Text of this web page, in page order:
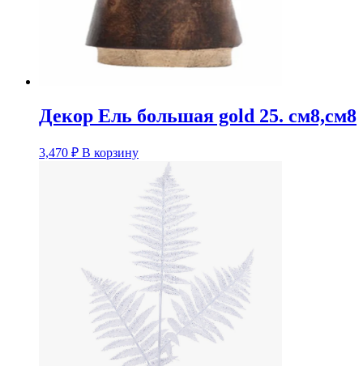
Декор Ель большая gold 25. см8,см8
3,470 ₽ В корзину